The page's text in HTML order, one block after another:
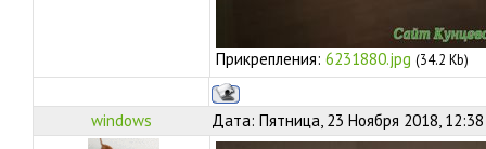
Прикрепления: 6231880.jpg (34.2 Kb)
windows Дата: Пятница, 23 Ноября 2018,